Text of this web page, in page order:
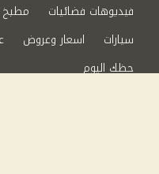
فيديوهات فضائيات
مطبخ
سيارات
اسعار وعروض
حظك اليوم